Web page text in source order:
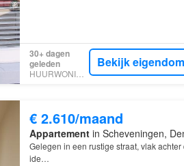
30+ dagen
geleden
HUURWONINGEN
Bekijk eigendom
€ 2.610/maand
Appartementin Scheveningen,
Gelegen in een rustige straat, vlak
ide…